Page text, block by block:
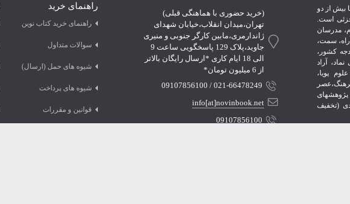
بیش از دو
است.
مدرسان
سمت،
کشور،
آراد
پویا،
(تخفیف
(خرید حضوری با هماهنگی قبلی)
تهران،میدان انقلاب،خیابان شهدای
ژاندارمری،مابین کارگر جنوبی و منیری
جاوید،پلاک 129 پاسخگویی ساعت 9
الی 18 ایام کاری *ارسال رایگان بالاتر
از 6 میلیون تومان*
021-66478249 / 09107856100
info[at]novinbook.net
09107856100
راهنمای خرید
راهنمای خرید کتاب نوین
سوالات متداول
شیوه های حمل (ارسال)
شیوه های پرداخت
قوانین و مقررات